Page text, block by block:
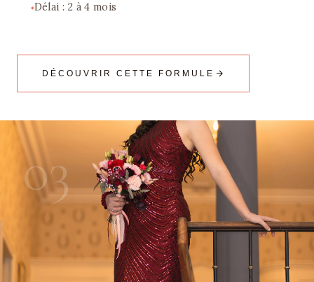
Délai : 2 à 4 mois
DÉCOUVRIR CETTE FORMULE
03